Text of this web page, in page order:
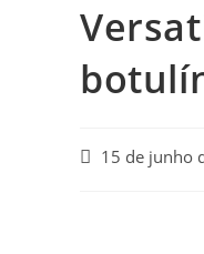
15 de junho